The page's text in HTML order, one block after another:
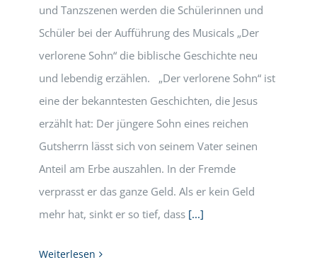
und Tanzszenen werden die Schülerinnen und
Schüler bei der Aufführung des Musicals „Der
verlorene Sohn“ die biblische Geschichte neu
und lebendig erzählen. „Der verlorene Sohn“ ist
eine der bekanntesten Geschichten, die Jesus
erzählt hat: Der jüngere Sohn eines reichen
Gutsherrn lässt sich von seinem Vater seinen
Anteil am Erbe auszahlen. In der Fremde
verprasst er das ganze Geld. Als er kein Geld
mehr hat, sinkt er so tief, dass [...]
Weiterlesen